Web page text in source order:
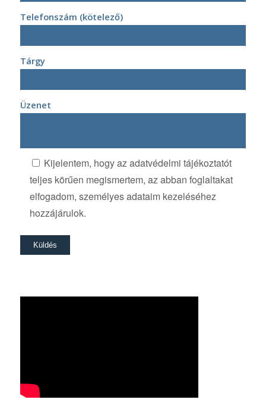
Telefonszám (kötelező)
Tárgy
Üzenet
Kijelentem, hogy az adatvédelmi tájékoztatót
teljes körűen megismertem, az abban foglaltakat
elfogadom, személyes adataim kezeléséhez
hozzájárulok.